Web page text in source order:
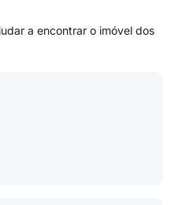
a encontrar o imóvel dos